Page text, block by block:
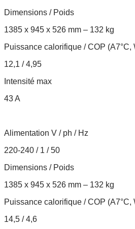
Dimensions / Poids
1385 x 945 x 526 mm – 132 kg
Puissance calorifique / COP (A7°C,
12,1 / 4,95
Intensité max
43 A
Alimentation V / ph / Hz
220-240 / 1 / 50
Dimensions / Poids
1385 x 945 x 526 mm – 132 kg
Puissance calorifique / COP (A7°C,
14,5 / 4,6